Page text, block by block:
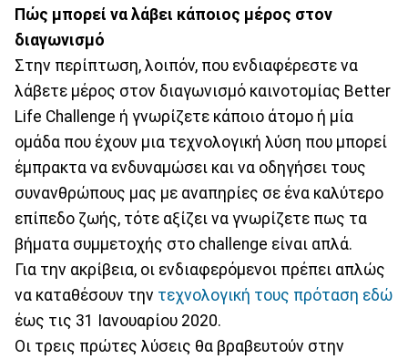
Πώς μπορεί να λάβει κάποιος μέρος στον
διαγωνισμό
Στην περίπτωση, λοιπόν, που ενδιαφέρεστε να
λάβετε μέρος στον διαγωνισμό καινοτομίας Better
Life Challenge ή γνωρίζετε κάποιο άτομο ή μία
ομάδα που έχουν μια τεχνολογική λύση που μπορεί
έμπρακτα να ενδυναμώσει και να οδηγήσει τους
συνανθρώπους μας με αναπηρίες σε ένα καλύτερο
επίπεδο ζωής, τότε αξίζει να γνωρίζετε πως τα
βήματα συμμετοχής στο challenge είναι απλά.
Για την ακρίβεια, οι ενδιαφερόμενοι πρέπει απλώς
να καταθέσουν την τεχνολογική τους πρόταση εδώ
έως τις 31 Ιανουαρίου 2020.
Οι τρεις πρώτες λύσεις θα βραβευτούν στην